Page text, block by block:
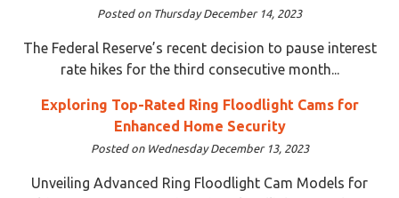
Posted on Thursday December 14, 2023
The Federal Reserve’s recent decision to pause interest
rate hikes for the third consecutive month...
Exploring Top-Rated Ring Floodlight Cams for
Enhanced Home Security
Posted on Wednesday December 13, 2023
Unveiling Advanced Ring Floodlight Cam Models for